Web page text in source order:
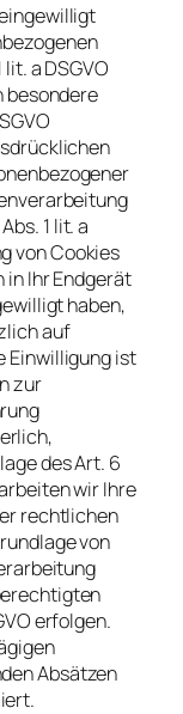
a DSGVO
besondere
1 lit. a
von Cookies
Ihr Endgerät
haben,
auf
Einwilligung ist
zur
des Art. 6
wir Ihre
rechtlichen
von
erfolgen.
Absätzen